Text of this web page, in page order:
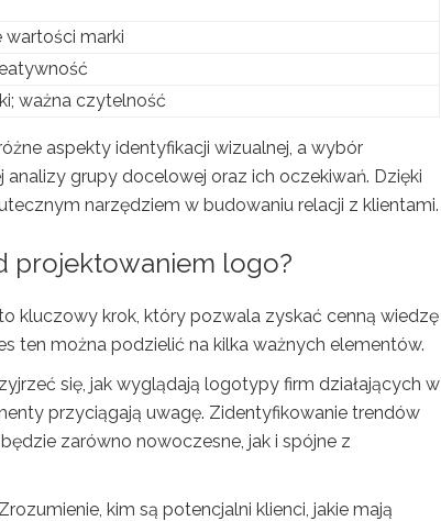
wartości marki
ważna czytelność
aspekty identyfikacji wizualnej, a wybór
grupy docelowej oraz ich oczekiwań. Dzięki
narzędziem w budowaniu relacji z klientami.
projektowaniem logo?
kluczowy krok, który pozwala zyskać cenną wiedzę
ten można podzielić na kilka ważnych elementów.
się, jak wyglądają logotypy firm działających w
przyciągają uwagę. Zidentyfikowanie trendów
zarówno nowoczesne, jak i spójne z
kim są potencjalni klienci, jakie mają